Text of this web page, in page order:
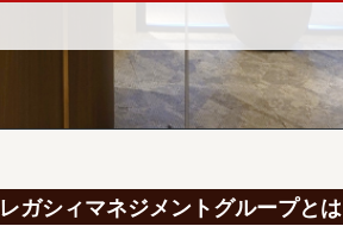
レガシィマネジメントグループとは